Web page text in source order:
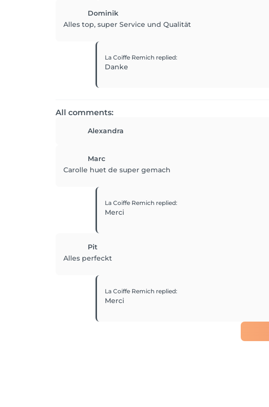
Dominik
Alles top, super Service und Qualität
La Coiffe Remich replied:
Danke
All comments:
Alexandra
Marc
Carolle huet de super gemach
La Coiffe Remich replied:
Merci
Pit
Alles perfeckt
La Coiffe Remich replied:
Merci